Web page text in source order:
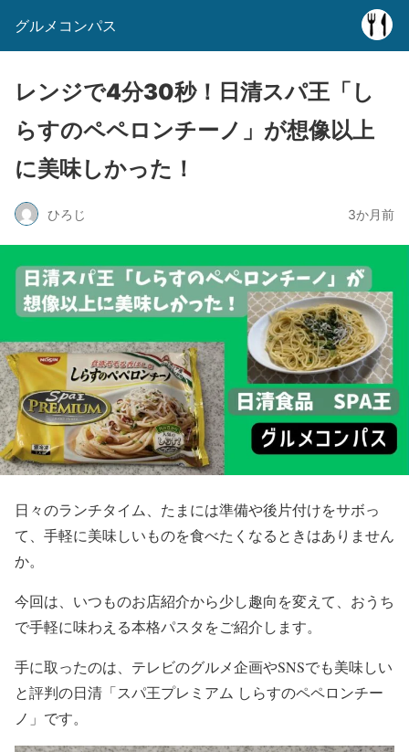
グルメコンパス
レンジで4分30秒！日清スパ王「し
らすのペペロンチーノ」が想像以上
に美味しかった！
ひろじ 3か月前
日々のランチタイム、たまには準備や後片付けをサボっ
て、手軽に美味しいものを食べたくなるときはありません
か。
今回は、いつものお店紹介から少し趣向を変えて、おうち
で手軽に味わえる本格パスタをご紹介します。
手に取ったのは、テレビのグルメ企画やSNSでも美味しい
と評判の日清「スパ王プレミアム しらすのペペロンチー
ノ」です。